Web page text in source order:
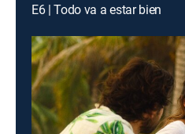
E6 | Todo va a estar bien